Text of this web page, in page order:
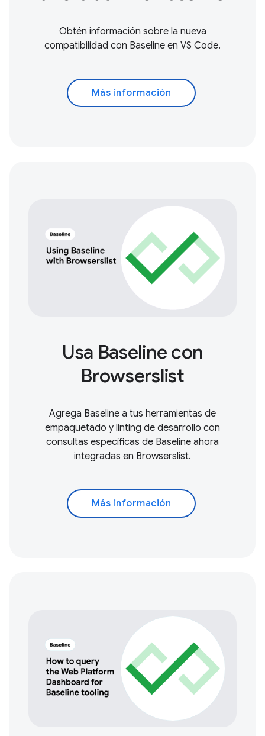
Obtén información sobre la nueva
compatibilidad con Baseline en VS Code.
Más información
Usa Baseline con
Browserslist
Agrega Baseline a tus herramientas de
empaquetado y linting de desarrollo con
consultas específicas de Baseline ahora
integradas en Browserslist.
Más información